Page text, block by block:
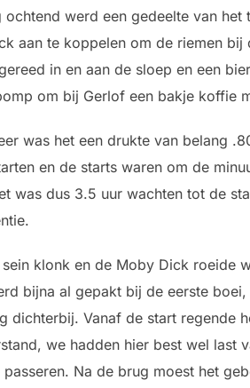
ochtend werd een gedeelte van
aan te koppelen om de riemen
in en aan de sloep en een
om bij Gerlof een bakje koffie
was het een drukte van belang
en de starts waren om de
was dus 3.5 uur wachten tot de
klonk en de Moby Dick roeide
bijna al gepakt bij de eerste
dichterbij. Vanaf de start regende
we hadden hier best wel last
Na de brug moest het